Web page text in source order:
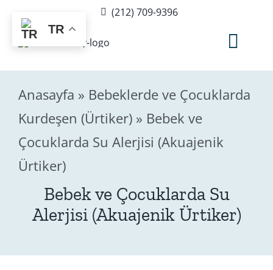
content
(212) 709-9396
Hakkımda
Sağlık Rehberi
Blog
Editör
Anasayfa » Bebeklerde ve Çocuklarda
Kurdeşen (Ürtiker)» Bebek ve
Çocuklarda Su Alerjisi (Akuajenik
Ürtiker)
Bebek ve Çocuklarda Su
Alerjisi (Akuajenik Ürtiker)
TR